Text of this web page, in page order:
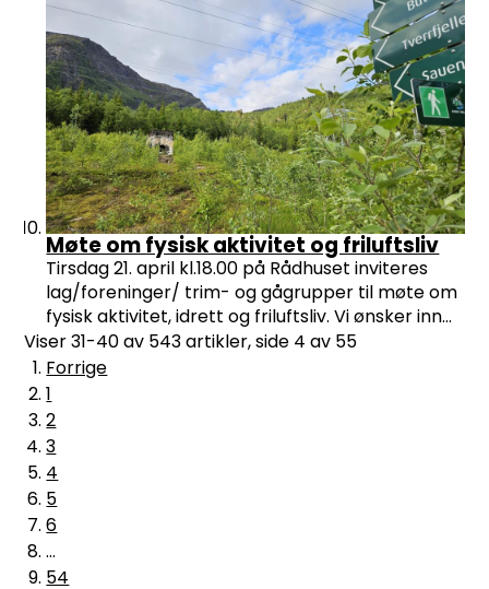
Møte om fysisk aktivitet og friluftsliv
Tirsdag 21. april kl.18.00 på Rådhuset inviteres
lag/foreninger/ trim- og gågrupper til møte om
fysisk aktivitet, idrett og friluftsliv. Vi ønsker inn...
Viser31-40av 543artikler,side 4 av 55
Forrige
1
2
3
4
5
6
...
54